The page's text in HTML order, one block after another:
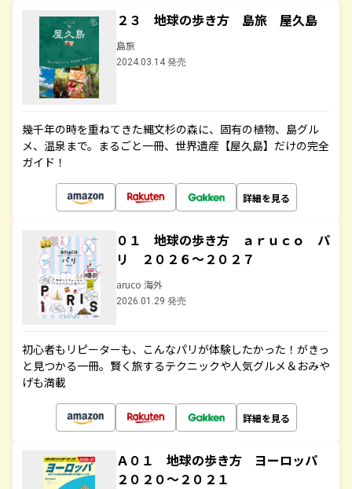
２３ 地球の歩き方 島旅 屋久島
島旅
2024.03.14 発売
幾千年の時を重ねてきた縄文杉の森に、固有の植物、島グル
メ、温泉まで。まるごと一冊、世界遺産【屋久島】だけの完全
ガイド！
詳細を見る
０１ 地球の歩き方 ａｒｕｃｏ パ
リ ２０２６～２０２７
aruco 海外
2026.01.29 発売
初心者もリピーターも、こんなパリが体験したかった！がきっ
と見つかる一冊。賢く旅するテクニックや人気グルメ＆おみや
げも満載
詳細を見る
Ａ０１ 地球の歩き方 ヨーロッパ
２０２０～２０２１